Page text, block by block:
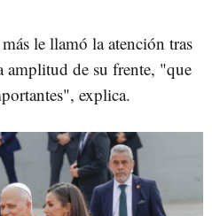
le llamó la atención tras
amplitud de su frente, "que
explica.